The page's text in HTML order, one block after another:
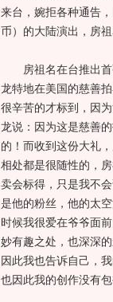
来台，婉拒各种通告
币）的大陆演出，房
房祖名在台推出首
龙特地在美国的慈善
很辛苦的才标到，因
龙说：因为这是慈善
的！而收到这份大礼
相处都是很随性的，
卖会标得，只是我不
是他的粉丝，他的太
时候我很爱在爷爷面
妙有趣之处，也深深
因此我也告诉自己，
也因此我的创作没有